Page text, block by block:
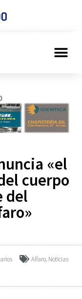
«el
cuerpo
del
Alfaro, Noticias